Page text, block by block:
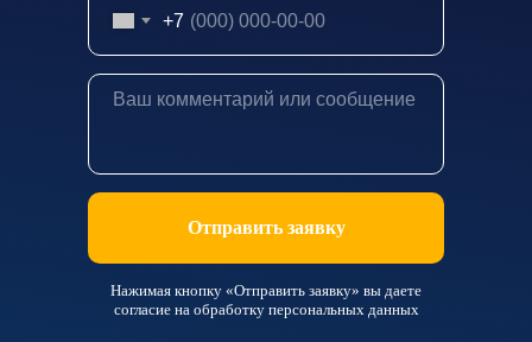
+7
Отправить заявку
Нажимая кнопку «Отправить заявку» вы даете
согласие на обработку персональных данных